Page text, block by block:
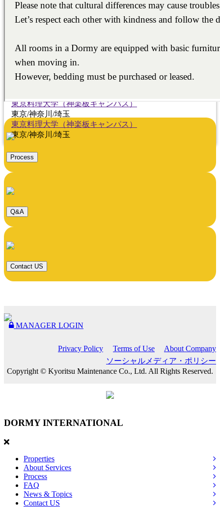
東京/神奈川/埼玉
東京料理大学（神楽板キャンパス）
東京/神奈川/埼玉
東京料理大学（神楽板キャンパス）
東京/神奈川/埼玉
東京料理大学（神楽板キャンパス）
東京料理大学（神楽板キャンパス）
東京/神奈川/埼玉
東京料理大学（神楽板キャンパス）
東京/神奈川/埼玉
Process
Q&A
Contact US
MANAGER LOGIN
Privacy Policy Terms of Use
About Company
ソーシャルメディア・ポリシー
Copyright © Kyoritsu Maintenance Co., Ltd. All Rights Reserved.
DORMY INTERNATIONAL
Properties
About Services
Process
FAQ
News & Topics
Contact US